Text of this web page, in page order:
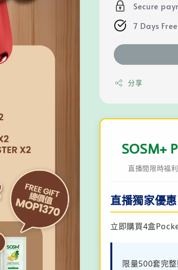
Secure
7 Days
分享
SOSM+
直播間限時福
直播獨家優惠
立即購買4盒
限量500套完